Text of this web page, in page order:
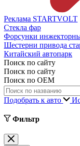
Реклама STARTVOLT
Стекла фар
Форсунки
Шестерни привода
Китайский автопарк
Поиск по сайту
Поиск по сайту
Поиск по ОЕМ
Подобрать к авто
Фильтр